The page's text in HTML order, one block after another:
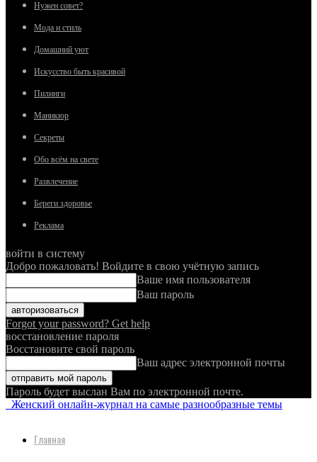
Нужен совет?
Мода и стиль
Домашний уют
Искусство быть красивой
Пилинги
Маникюр
Секреты
Обо всём на свете
Развлечение
Береги здоровье
Реклама
войти в систему
Добро пожаловать! Войдите в свою учётную запись
Ваше имя пользователя
Ваш пароль
Forgot your password? Get help
восстановление пароля
Восстановите свой пароль
Ваш адрес электронной почты
Пароль будет выслан Вам по электронной почте.
Женский онлайн-журнал на самые разнообразные темы
Главная